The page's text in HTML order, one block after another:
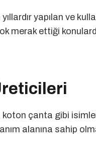
yapılan ve
merak ettiği
çanta gibi
alanına sahip